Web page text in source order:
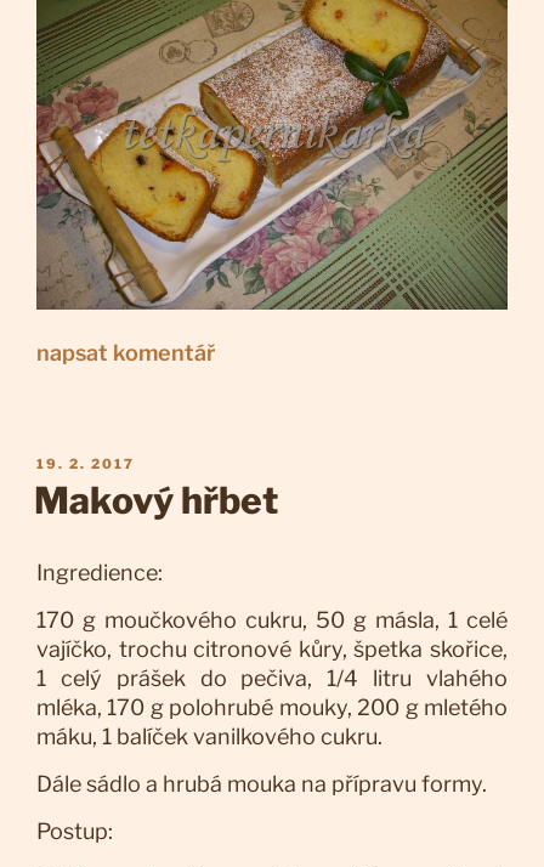
napsat komentář
PUBLIKOVÁNO
19. 2. 2017
Makový hřbet
Ingredience:
170 g moučkového cukru, 50 g másla, 1 celé
vajíčko, trochu citronové kůry, špetka skořice,
1 celý prášek do pečiva, 1/4 litru vlahého
mléka, 170 g polohrubé mouky, 200 g mletého
máku, 1 balíček vanilkového cukru.
Dále sádlo a hrubá mouka na přípravu formy.
Postup: